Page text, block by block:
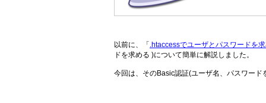
以前に、「 .htaccessでユーザとパスワードを
ドを求める )について簡単に解説しました。
今回は、そのBasic認証(ユーザ名、パスワード